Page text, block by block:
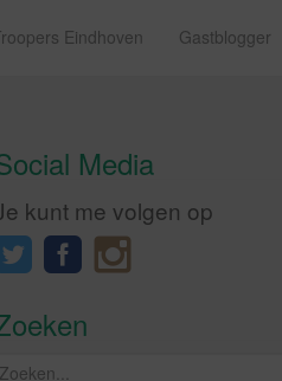
Eindhoven Gastblogger
Media
kunt me volgen op
Zoeken